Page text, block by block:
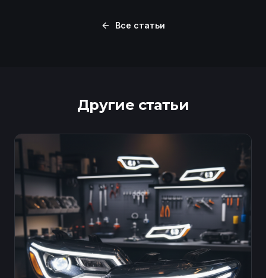
Все статьи
Другие статьи